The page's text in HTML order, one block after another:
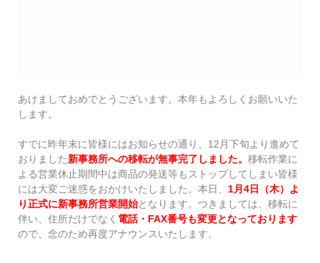
あけましておめでとうございます。本年もよろしくお願いいた
します。
すでに昨年末に皆様にはお知らせの通り、12月下旬より進めて
おりました新事務所への移転が無事完了しました。移転作業に
よる営業休止期間中は商品の発送等もストップしてしまい皆様
には大変ご迷惑をおかけいたしました。本日、 1月4日（木）よ
り正式に新事務所営業開始となります。つきましては、移転に
伴い、住所だけでなく 電話・FAX番号も変更となっております
ので、念のため再度アナウンスいたします。